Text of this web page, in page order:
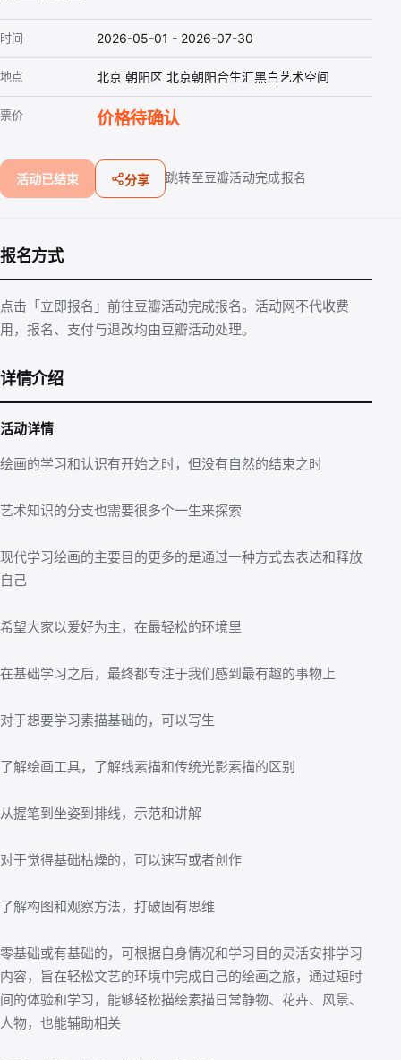
时间 2026-05-01 - 2026-07-30
地点 北京 朝阳区 北京朝阳合生汇黑白艺术空间
票价 价格待确认
活动已结束 分享 跳转至豆瓣活动完成报名
报名方式
点击「立即报名」前往豆瓣活动完成报名。活动网不代收费
用，报名、支付与退改均由豆瓣活动处理。
详情介绍
活动详情
绘画的学习和认识有开始之时，但没有自然的结束之时
艺术知识的分支也需要很多个一生来探索
现代学习绘画的主要目的更多的是通过一种方式去表达和释放
自己
希望大家以爱好为主，在最轻松的环境里
在基础学习之后，最终都专注于我们感到最有趣的事物上
对于想要学习素描基础的，可以写生
了解绘画工具，了解线素描和传统光影素描的区别
从握笔到坐姿到排线，示范和讲解
对于觉得基础枯燥的，可以速写或者创作
了解构图和观察方法，打破固有思维
零基础或有基础的，可根据自身情况和学习目的灵活安排学习
内容，旨在轻松文艺的环境中完成自己的绘画之旅，通过短时
间的体验和学习，能够轻松描绘素描日常静物、花卉、风景、
人物，也能辅助相关